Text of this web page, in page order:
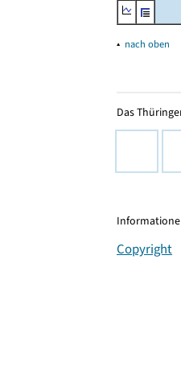
▴ nach oben
Das
Copyright